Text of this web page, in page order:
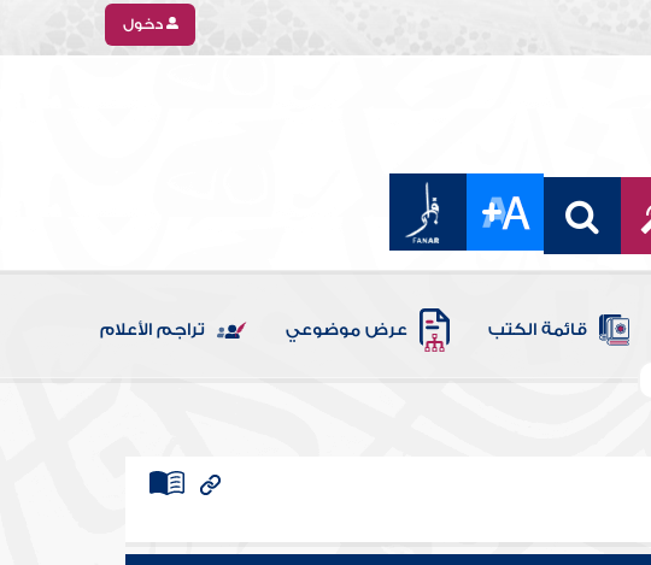
دخول
قائمة الكتب عرض موضوعي تراجم الأعلام